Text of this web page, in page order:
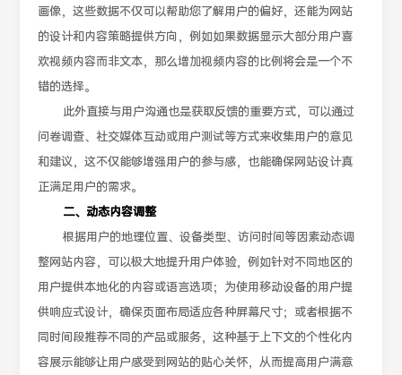
画像，这些数据不仅可以帮助您了解用户的偏好，还能为网站
的设计和内容策略提供方向，例如如果数据显示大部分用户喜
欢视频内容而非文本，那么增加视频内容的比例将会是一个不
错的选择。
此外直接与用户沟通也是获取反馈的重要方式，可以通过
问卷调查、社交媒体互动或用户测试等方式来收集用户的意见
和建议，这不仅能够增强用户的参与感，也能确保网站设计真
正满足用户的需求。
二、动态内容调整
根据用户的地理位置、设备类型、访问时间等因素动态调
整网站内容，可以极大地提升用户体验，例如针对不同地区的
用户提供本地化的内容或语言选项；为使用移动设备的用户提
供响应式设计，确保页面布局适应各种屏幕尺寸；或者根据不
同时间段推荐不同的产品或服务，这种基于上下文的个性化内
容展示能够让用户感受到网站的贴心关怀，从而提高用户满意